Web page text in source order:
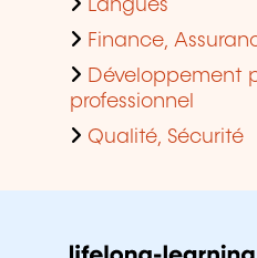
Langues
Finance,
Développement
professionnel
Qualité, Sécurité